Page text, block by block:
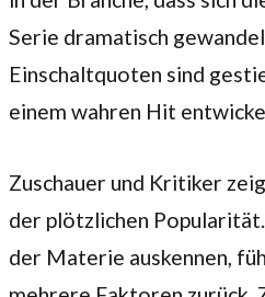
Serie dramatisch
Einschaltquoten sind
einem wahren Hit
Zuschauer und Kritiker
der plötzlichen
der Materie auskennen,